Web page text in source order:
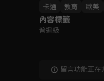
卡通
教育 歐美
內容標籤
普遍級
留言功能正